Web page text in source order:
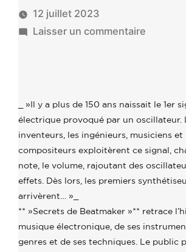
12 juillet 2023
Laisser un commentaire
avec
_ »Il y a plus de 150 ans naissait le 1er
électrique provoqué par un oscillateur.
inventeurs, les ingénieurs, musiciens et
compositeurs exploitèrent ce signal,
note, le volume, rajoutant des
effets. Dès lors, les premiers
arrivèrent… »_
** »Secrets de Beatmaker »** retrace
musique électronique, de ses
genres et de ses techniques. Le public